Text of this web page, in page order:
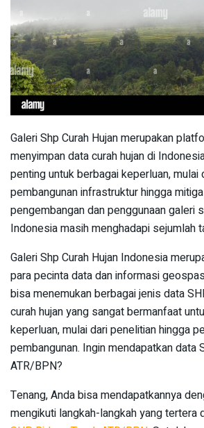
Galeri Shp Curah Hujan merupakan
menyimpan data curah hujan di
penting untuk berbagai keperluan, mulai
pembangunan infrastruktur hingga
pengembangan dan penggunaan galeri
Indonesia masih menghadapi sejumlah
Galeri Shp Curah Hujan Indonesia
para pecinta data dan informasi
bisa menemukan berbagai jenis data
curah hujan yang sangat bermanfaat
keperluan, mulai dari penelitian hingga
pembangunan. Ingin mendapatkan data
ATR/BPN?
Tenang, Anda bisa mendapatkannya
mengikuti langkah-langkah yang tertera